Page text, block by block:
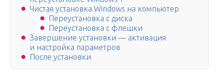
Чистая установка Windows на компьютер
Переустановка с диска
Переустановка с флешки
Завершение установки — активация
и настройка параметров
После установки